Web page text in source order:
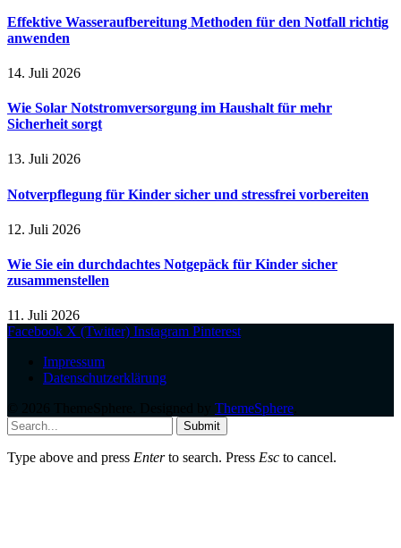
Effektive Wasseraufbereitung Methoden für den Notfall richtig
anwenden
14. Juli 2026
Wie Solar Notstromversorgung im Haushalt für mehr
Sicherheit sorgt
13. Juli 2026
Notverpflegung für Kinder sicher und stressfrei vorbereiten
12. Juli 2026
Wie Sie ein durchdachtes Notgepäck für Kinder sicher
zusammenstellen
11. Juli 2026
Facebook X (Twitter) Instagram Pinterest
Impressum
Datenschutzerklärung
ThemeSphere
Submit
Type above and press Enterto search. Press Esc to cancel.